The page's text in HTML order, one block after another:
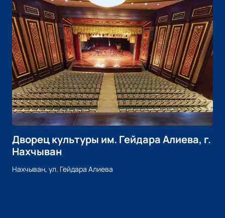
Дворец культуры им. Гейдара Алиева, г.
Нахчыван
Нахчыван, ул. Гейдара Алиева